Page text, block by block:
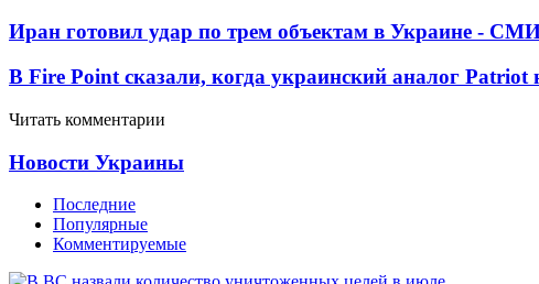
Иран готовил удар по трем объектам в Украине -
В Fire Point сказали, когда украинский аналог Patriot
Читать комментарии
Новости Украины
Последние
Популярные
Комментируемые